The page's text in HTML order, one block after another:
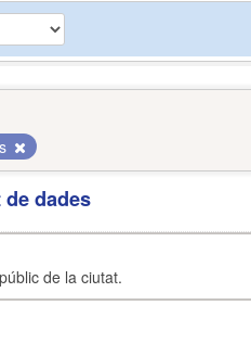
dades
de la ciutat.